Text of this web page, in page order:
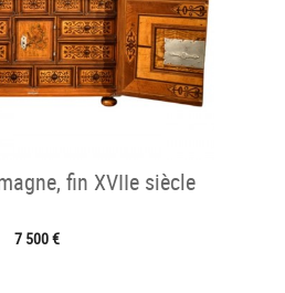
fin XVIIe siècle
7 500 €